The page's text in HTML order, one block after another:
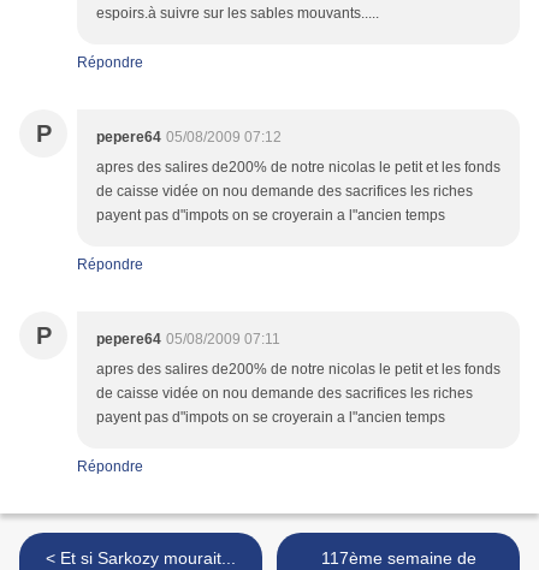
espoirs.à suivre sur les sables mouvants.....
Répondre
P pepere64 05/08/2009 07:12
apres des salires de200% de notre nicolas le petit et les fonds
de caisse vidée on nou demande des sacrifices les riches
payent pas d"impots on se croyerain a l"ancien temps
Répondre
P pepere64 05/08/2009 07:11
apres des salires de200% de notre nicolas le petit et les fonds
de caisse vidée on nou demande des sacrifices les riches
payent pas d"impots on se croyerain a l"ancien temps
Répondre
< Et si Sarkozy mourait...
117ème semaine de